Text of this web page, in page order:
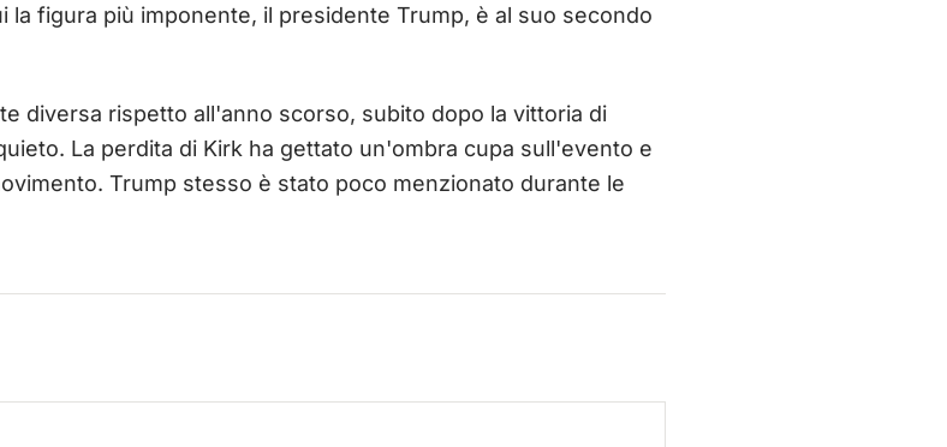
figura più imponente, il presidente Trump, è al suo secondo
diversa rispetto all'anno scorso, subito dopo la vittoria di
La perdita di Kirk ha gettato un'ombra cupa sull'evento e
Trump stesso è stato poco menzionato durante le